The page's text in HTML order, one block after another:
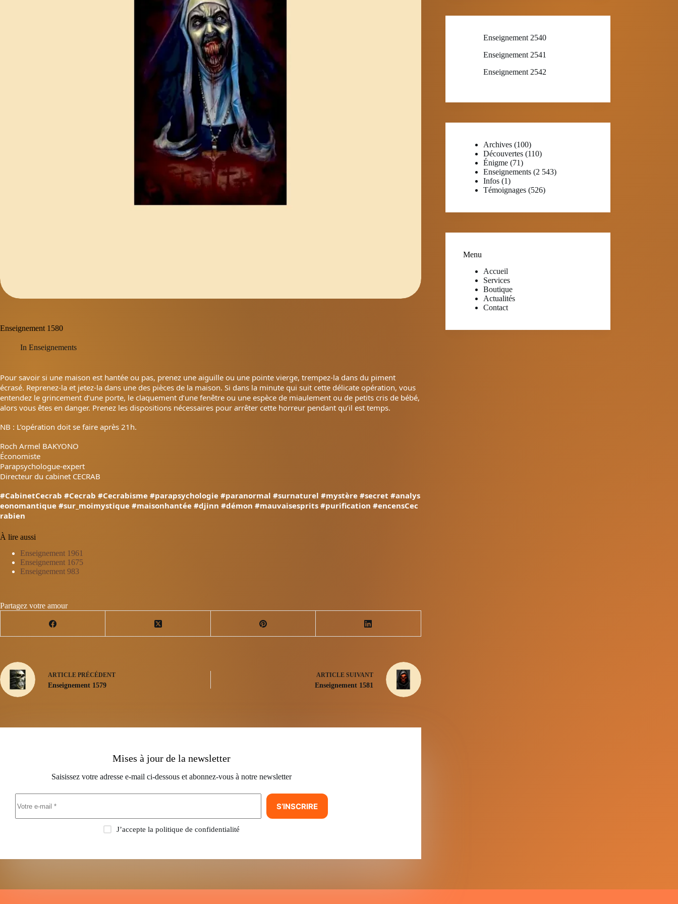
Enseignement 1580
In Enseignements
Pour savoir si une maison est hantée ou pas, prenez une aiguille ou une pointe vierge, trempez-la dans du piment
écrasé. Reprenez-la et jetez-la dans une des pièces de la maison. Si dans la minute qui suit cette délicate opération, vous
entendez le grincement d’une porte, le claquement d’une fenêtre ou une espèce de miaulement ou de petits cris de bébé,
alors vous êtes en danger. Prenez les dispositions nécessaires pour arrêter cette horreur pendant qu’il est temps.
NB : L’opération doit se faire après 21h.
Roch Armel BAKYONO
Économiste
Parapsychologue-expert
Directeur du cabinet CECRAB
#CabinetCecrab #Cecrab #Cecrabisme #parapsychologie #paranormal #surnaturel #mystère #secret #analys
eonomantique #sur_moimystique #maisonhantée #djinn #démon #mauvaisesprits #purification #encensCec
rabien
À lire aussi
Enseignement 1961
Enseignement 1675
Enseignement 983
Partagez votre amour
ARTICLE PRÉCÉDENT
Enseignement 1579
ARTICLESUIVANT
Enseignement 1581
Mises à jour de la newsletter
Saisissez votre adresse e-mail ci-dessous et abonnez-vous à notre newsletter
S’INSCRIRE
J’accepte la politique de confidentialité
Enseignement 2540
Enseignement 2541
Enseignement 2542
Archives (100)
Découvertes (110)
Énigme (71)
Enseignements (2 543)
Infos (1)
Témoignages (526)
Menu
Accueil
Services
Boutique
Actualités
Contact